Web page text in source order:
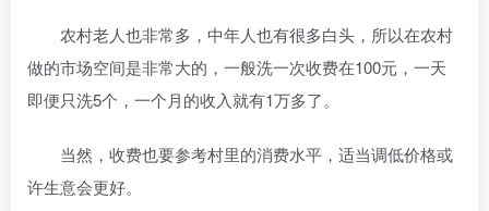
农村老人也非常多，中年人也有很多白头，所以在农村
做的市场空间是非常大的，一般洗一次收费在100元，一天
即便只洗5个，一个月的收入就有1万多了。
当然，收费也要参考村里的消费水平，适当调低价格或
许生意会更好。